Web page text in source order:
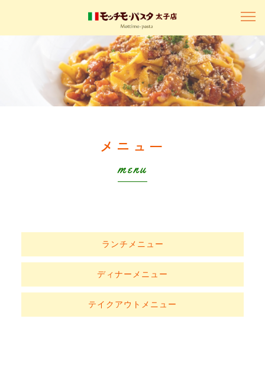
メニュー
menu
ランチメニュー
ディナーメニュー
テイクアウトメニュー